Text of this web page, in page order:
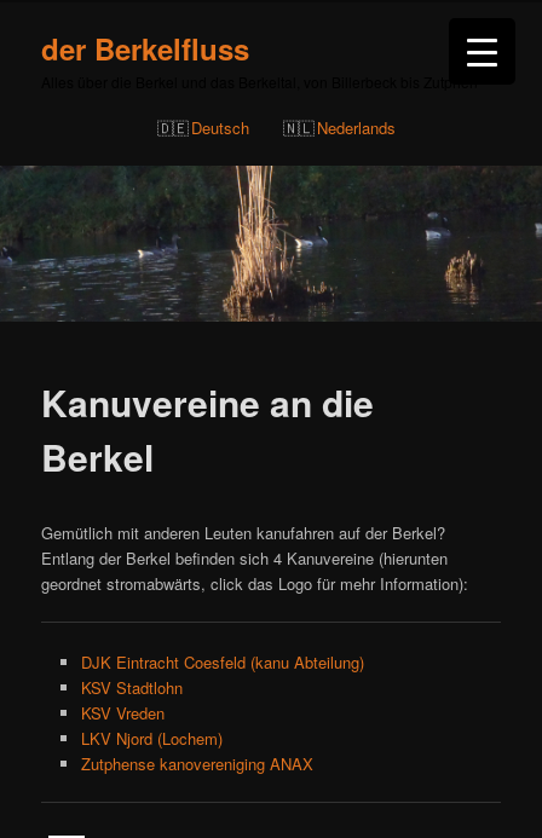
der Berkelfluss
Deutsch Nederlands
Kanuvereine an die
Berkel
Gemütlich mit anderen Leuten kanufahren auf der Berkel?
Entlang der Berkel befinden sich 4 Kanuvereine (hierunten
geordnet stromabwärts, click das Logo für mehr Information):
DJK Eintracht Coesfeld (kanu Abteilung)
KSV Stadtlohn
KSV Vreden
LKV Njord (Lochem)
Zutphense kanovereniging ANAX